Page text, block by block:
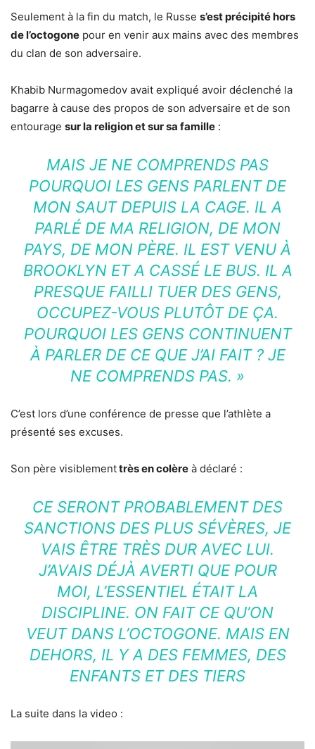
Seulement à la fin du match, le Russe s’est précipité hors
de l’octogone pour en venir aux mains avec des membres
du clan de son adversaire.
Khabib Nurmagomedov avait expliqué avoir déclenché la
bagarre à cause des propos de son adversaire et de son
entourage sur la religion et sur sa famille :
MAIS JE NE COMPRENDS PAS
POURQUOI LES GENS PARLENT DE
MON SAUT DEPUIS LA CAGE. IL A
PARLÉ DE MA RELIGION, DE MON
PAYS, DE MON PÈRE. IL EST VENU À
BROOKLYN ET A CASSÉ LE BUS. IL A
PRESQUE FAILLI TUER DES GENS,
OCCUPEZ-VOUS PLUTÔT DE ÇA.
POURQUOI LES GENS CONTINUENT
À PARLER DE CE QUE J’AI FAIT ? JE
NE COMPRENDS PAS. »
C’est lors d’une conférence de presse que l’athlète a
présenté ses excuses.
Son père visiblementtrès en colère à déclaré :
CE SERONT PROBABLEMENT DES
SANCTIONS DES PLUS SÉVÈRES, JE
VAIS ÊTRE TRÈS DUR AVEC LUI.
J’AVAIS DÉJÀ AVERTI QUE POUR
MOI, L’ESSENTIEL ÉTAIT LA
DISCIPLINE. ON FAIT CE QU’ON
VEUT DANS L’OCTOGONE. MAIS EN
DEHORS, IL Y A DES FEMMES, DES
ENFANTS ET DES TIERS
La suite dans la video :